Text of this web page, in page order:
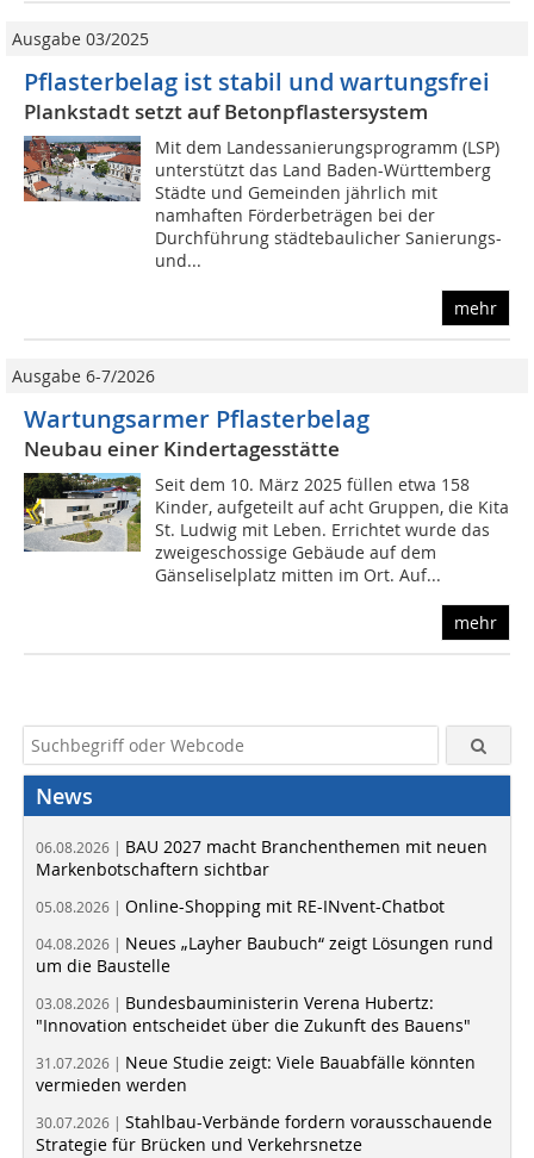
Ausgabe 03/2025
Pflasterbelag ist stabil und wartungsfrei
Plankstadt setzt auf Betonpflastersystem
Mit dem Landessanierungsprogramm (LSP)
unterstützt das Land Baden-Württemberg
Städte und Gemeinden jährlich mit
namhaften Förderbeträgen bei der
Durchführung städtebaulicher Sanierungs-
und...
mehr
Ausgabe 6-7/2026
Wartungsarmer Pflasterbelag
Neubau einer Kindertagesstätte
Seit dem 10. März 2025 füllen etwa 158
Kinder, aufgeteilt auf acht Gruppen, die Kita
St. Ludwig mit Leben. Errichtet wurde das
zweigeschossige Gebäude auf dem
Gänseliselplatz mitten im Ort. Auf...
mehr
News
06.08.2026 | BAU 2027 macht Branchenthemen mit neuen
Markenbotschaftern sichtbar
05.08.2026 | Online-Shopping mit RE-INvent-Chatbot
04.08.2026 | Neues „Layher Baubuch“ zeigt Lösungen rund
um die Baustelle
03.08.2026 | Bundesbauministerin Verena Hubertz:
"Innovation entscheidet über die Zukunft des Bauens"
31.07.2026 | Neue Studie zeigt: Viele Bauabfälle könnten
vermieden werden
30.07.2026 | Stahlbau-Verbände fordern vorausschauende
Strategie für Brücken und Verkehrsnetze